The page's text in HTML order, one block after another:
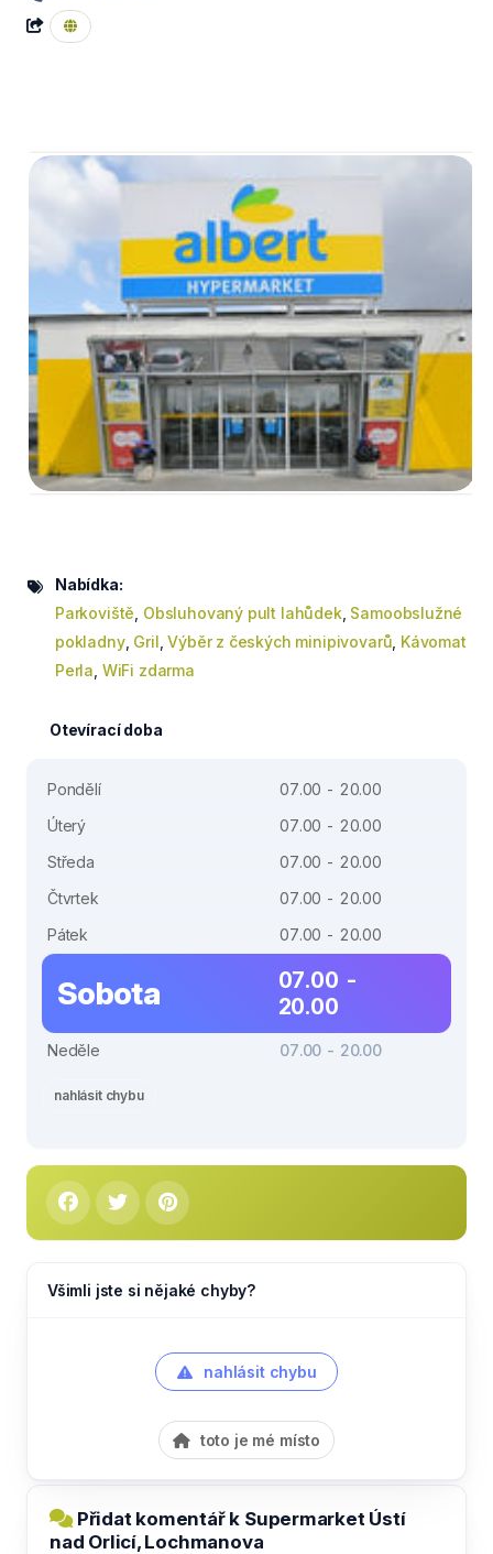
Nabídka:
Parkoviště Obsluhovaný pult lahůdek, Samoobslužné
pokladny, Gril ,Výběr z českých minipivovarů Kávomat
Perla WiFi zdarma
Otevírací doba
Pondělí
07.00 - 20.00
Úterý
07.00 - 20.00
Středa
07.00 - 20.00
Čtvrtek
07.00 - 20.00
Pátek
07.00 - 20.00
Sobota
07.00 -
20.00
Neděle 07.00 - 20.00
nahlásit chybu
Všimli jste si nějaké chyby?
nahlásit chybu
toto je mé místo
Přidat komentář k Supermarket Ústí
nad Orlicí, Lochmanova